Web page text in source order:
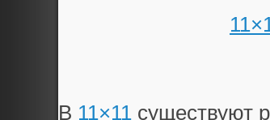
В 11×11 существуют